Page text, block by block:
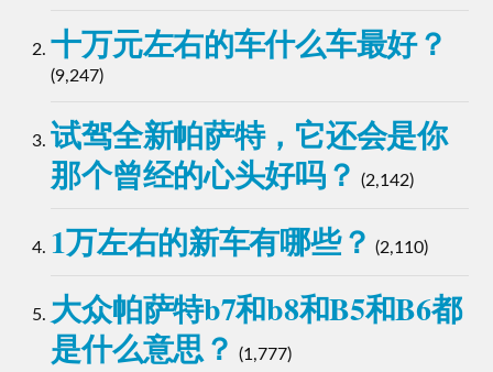
十万元左右的车什么车最好？
(9,247)
试驾全新帕萨特，它还会是你
那个曾经的心头好吗？
(2,142)
1万左右的新车有哪些？ (2,110)
大众帕萨特b7和b8和B5和B6都
是什么意思？
(1,777)